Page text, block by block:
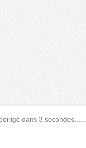
dans 3 secondes......